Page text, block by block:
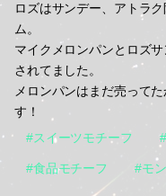
ロズはサンデー、アトラ
ム。
マイクメロンパンとロズ
されてました。
メロンパンはまだ売って
す！
#スイーツモチーフ
#食品モチーフ #モ